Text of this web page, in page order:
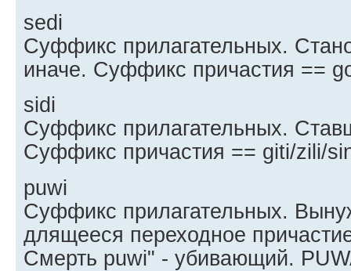
sedi
Суффикс прилагательных.
иначе. Суффикс причастия ==
sidi
Суффикс прилагательных.
Суффикс причастия == giti/zili/
puwi
Суффикс прилагательных.
длящееся переходное
Смерть puwi" - убивающий.